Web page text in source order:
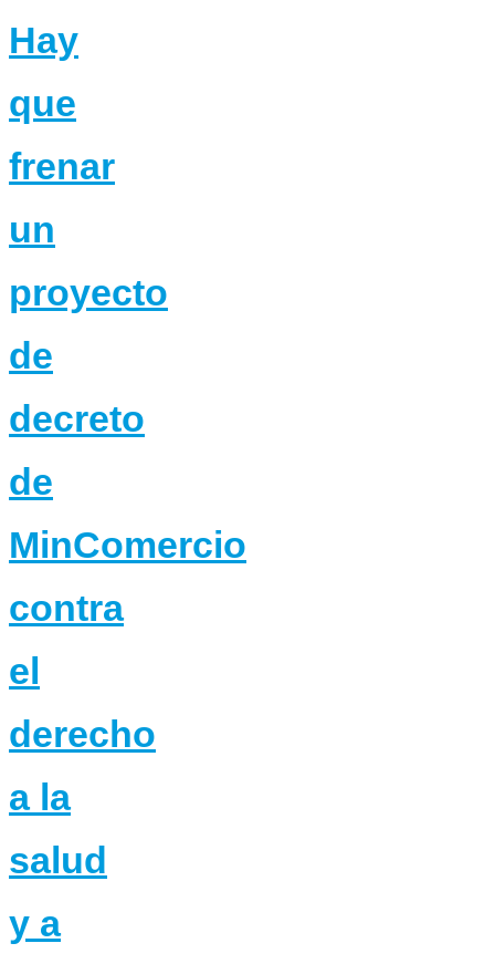
Hay
que
frenar
un
proyecto
de
decreto
de
MinComercio
contra
el
derecho
a la
salud
y a